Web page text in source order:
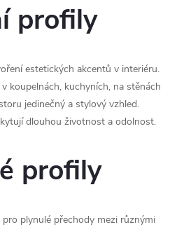
profily
estetických akcentů v interiéru.
koupelnách, kuchyních, na stěnách
jedinečný a stylový vzhled.
dlouhou životnost a odolnost.
profily
plynulé přechody mezi různými